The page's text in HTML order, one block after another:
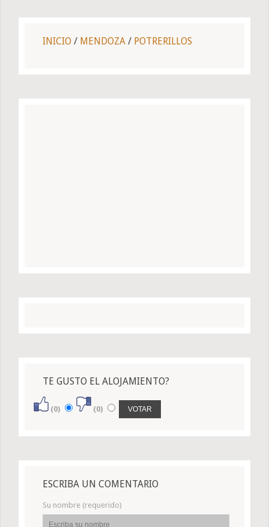
INICIO / MENDOZA / POTRERILLOS
TE GUSTO EL ALOJAMIENTO?
(0) (0)
ESCRIBA UN COMENTARIO
Su nombre (requerido)